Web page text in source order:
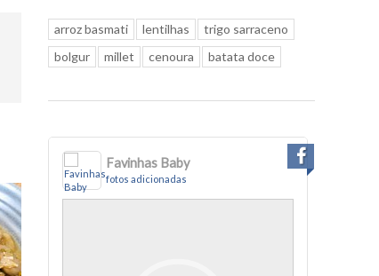
arroz basmati lentilhas
trigo sarraceno
bolgur
millet cenoura batata doce
Favinhas Baby
fotos adicionadas